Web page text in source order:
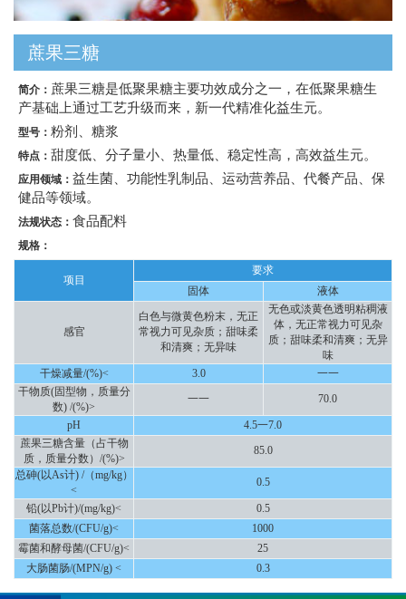
蔗果三糖
简介： 蔗果三糖是低聚果糖主要功效成分之一，在低聚果糖生
产基础上通过工艺升级而来，新一代精准化益生元。
型号： 粉剂、糖浆
特点： 甜度低、分子量小、热量低、稳定性高，高效益生元。
应用领域： 益生菌、功能性乳制品、运动营养品、代餐产品、保
健品等领域。
法规状态： 食品配料
规格：
项目
要求
固体
液体
感官
白色与微黄色粉末，无正
常视力可见杂质；甜味柔
和清爽；无异味
无色或淡黄色透明粘稠液
体，无正常视力可见杂
质；甜味柔和清爽；无异
味
干燥减量/(%)<
3.0
一一
干物质(固型物，质量分
数) /(%)>
一一 70.0
pH
4.5一7.0
蔗果三糖含量（占干物
质，质量分数）/(%)>
85.0
总砷(以As计) /（mg/kg）
<
0.5
铅(以Pb计)/(mg/kg)<
0.5
菌落总数/(CFU/g)<
1000
霉菌和酵母菌/(CFU/g)<
25
大肠菌肠/(MPN/g) <
0.3